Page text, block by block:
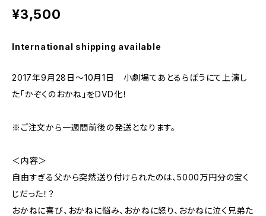
¥3,500
International shipping available
2017年9月28日～10月1日 小劇場てあとるらぽうにて上演し
た「かぞくのおかね」をDVD化！
※ご注文から一週間前後の発送となります。
＜内容＞
自由すぎる父から突然送り付けられたのは、5000万円分の宝く
じだった！？
おかねに喜び、おかねに悩み、おかねに怒り、おかねに泣く兄弟た